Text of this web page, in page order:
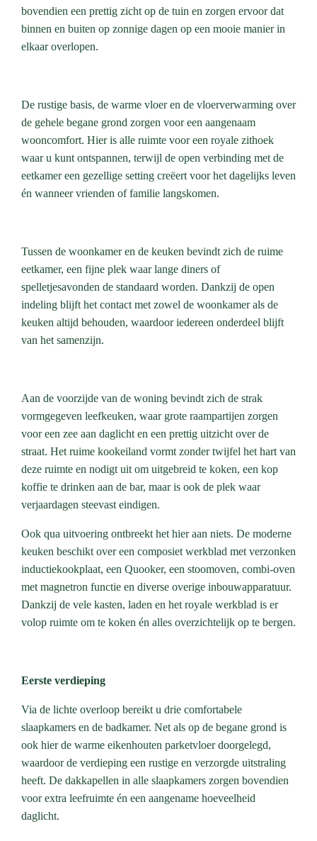
bovendien een prettig zicht op de tuin en zorgen ervoor dat
binnen en buiten op zonnige dagen op een mooie manier in
elkaar overlopen.
De rustige basis, de warme vloer en de vloerverwarming over
de gehele begane grond zorgen voor een aangenaam
wooncomfort. Hier is alle ruimte voor een royale zithoek
waar u kunt ontspannen, terwijl de open verbinding met de
eetkamer een gezellige setting creëert voor het dagelijks leven
én wanneer vrienden of familie langskomen.
Tussen de woonkamer en de keuken bevindt zich de ruime
eetkamer, een fijne plek waar lange diners of
spelletjesavonden de standaard worden. Dankzij de open
indeling blijft het contact met zowel de woonkamer als de
keuken altijd behouden, waardoor iedereen onderdeel blijft
van het samenzijn.
Aan de voorzijde van de woning bevindt zich de strak
vormgegeven leefkeuken, waar grote raampartijen zorgen
voor een zee aan daglicht en een prettig uitzicht over de
straat. Het ruime kookeiland vormt zonder twijfel het hart van
deze ruimte en nodigt uit om uitgebreid te koken, een kop
koffie te drinken aan de bar, maar is ook de plek waar
verjaardagen steevast eindigen.
Ook qua uitvoering ontbreekt het hier aan niets. De moderne
keuken beschikt over een composiet werkblad met verzonken
inductiekookplaat, een Quooker, een stoomoven, combi-oven
met magnetron functie en diverse overige inbouwapparatuur.
Dankzij de vele kasten, laden en het royale werkblad is er
volop ruimte om te koken én alles overzichtelijk op te bergen.
Eerste verdieping
Via de lichte overloop bereikt u drie comfortabele
slaapkamers en de badkamer. Net als op de begane grond is
ook hier de warme eikenhouten parketvloer doorgelegd,
waardoor de verdieping een rustige en verzorgde uitstraling
heeft. De dakkapellen in alle slaapkamers zorgen bovendien
voor extra leefruimte én een aangename hoeveelheid
daglicht.